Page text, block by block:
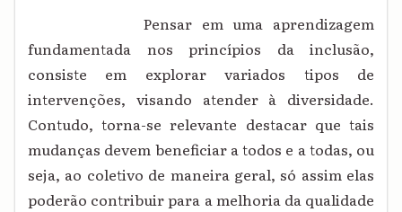
Pensar em uma aprendizagem
fundamentada nos princípios da inclusão,
consiste em explorar variados tipos de
intervenções, visando atender à diversidade.
Contudo, torna-se relevante destacar que tais
mudanças devem beneficiar a todos e a todas, ou
seja, ao coletivo de maneira geral, só assim elas
poderão contribuir para a melhoria da qualidade